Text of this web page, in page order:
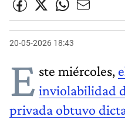
20-05-2026 18:43
E ste miércoles,
inviolabilidad
privada obtuvo